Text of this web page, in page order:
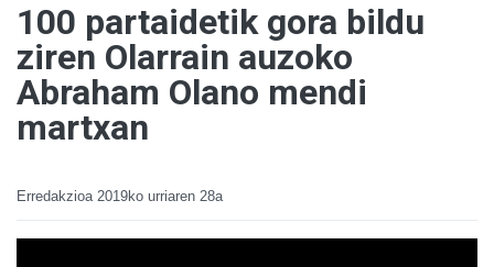
100 partaidetik gora bildu
ziren Olarrain auzoko
Abraham Olano mendi
martxan
Erredakzioa 2019ko urriaren 28a